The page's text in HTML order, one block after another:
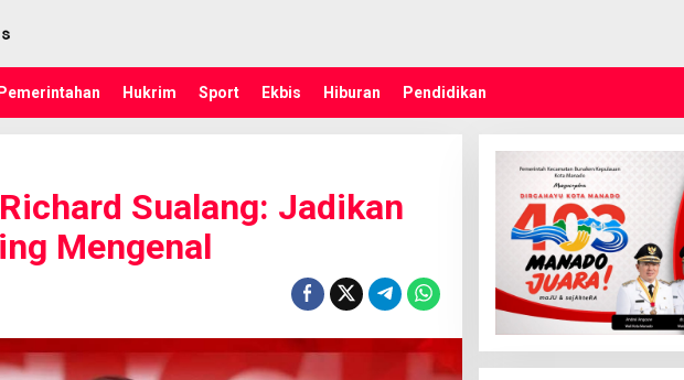
Pemerintahan Hukrim Sport Ekbis Hiburan Pendidikan
Sualang: Jadikan
Mengenal